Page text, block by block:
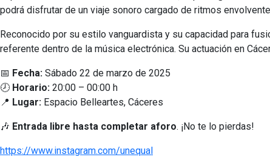
podrá disfrutar de un viaje sonoro cargado de ritmos
Reconocido por su estilo vanguardista y su capacidad para
referente dentro de la música electrónica. Su actuación en
📅 Fecha: Sábado 22 de marzo de 2025
🕗 Horario: 20:00 – 00:00 h
📍 Lugar: Espacio Belleartes, Cáceres
🎶 Entrada libre hasta completar aforo. ¡No te lo pierdas!
https://www.instagram.com/unequal